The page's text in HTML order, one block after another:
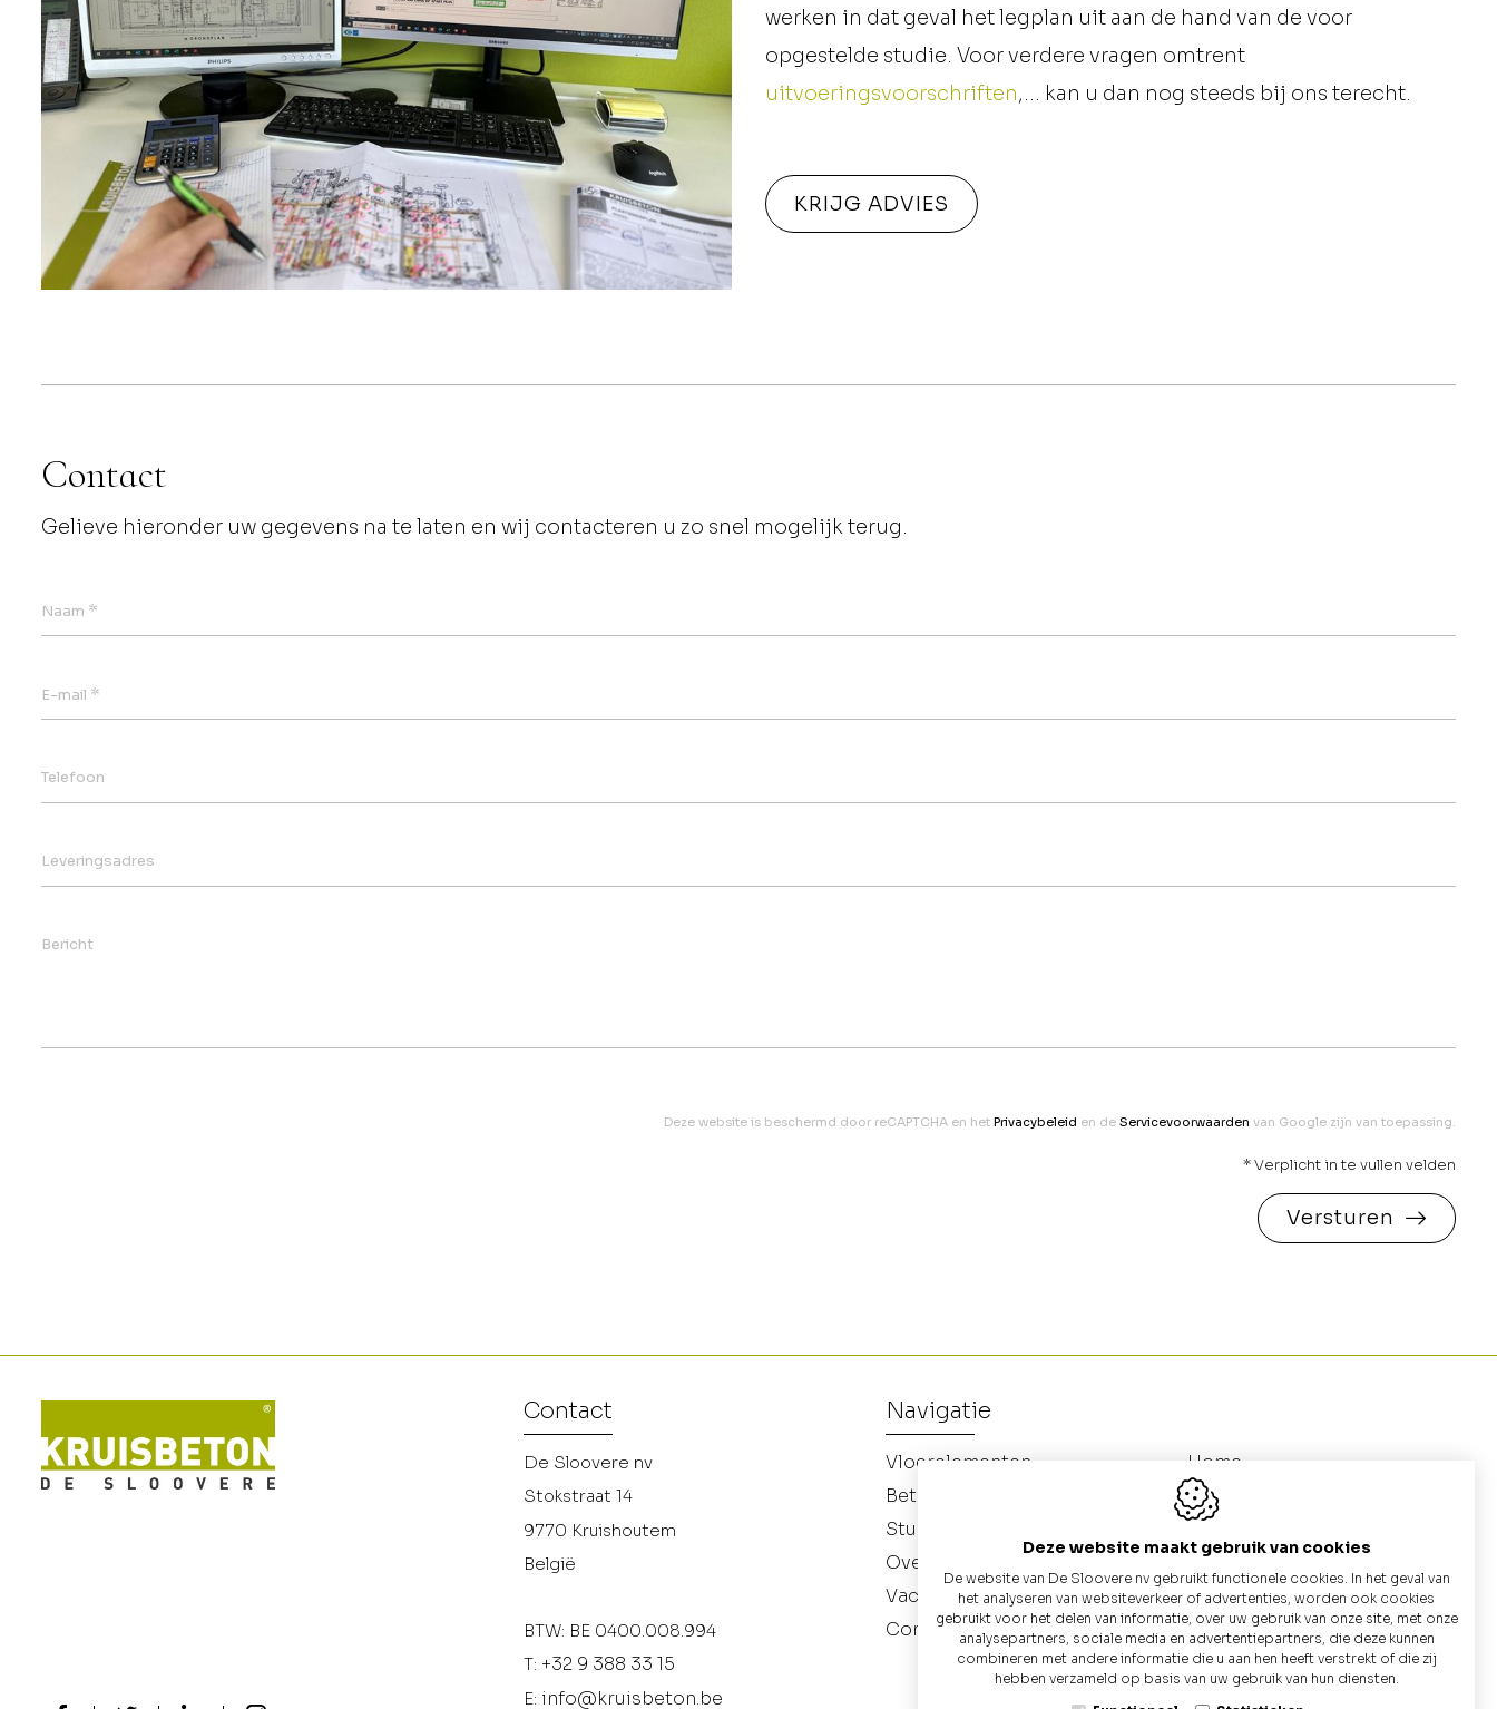
+32 9
werken in dat geval het legplan uit aan de hand van de voor
opgestelde studie. Voor verdere vragen omtrent
uitvoeringsvoorschriften,... kan u dan nog steeds bij ons terecht.
KRIJG ADVIES
Contact
Gelieve hieronder uw gegevens na te laten en wij contacteren u zo snel mogelijk terug.
Naam *
E-mail *
Telefoon
Leveringsadres
Bericht
Deze website is beschermd door reCAPTCHA en het Privacybeleid en de Servicevoorwaarden van Google zijn van toepassing.
* Verplicht in te vullen velden
Versturen
Contact
De Sloovere nv
Stokstraat 14
9770 Kruishoutem
België
BTW: BE 0400.008.994
T: +32 9 388 33 15
E: info@kruisbeton.be
Navigatie
Vloerelementen
Betonnen putten
Studiebureau
Over ons
Vacatures
Contact
Home
Galerij
Deze website maakt gebruik van cookies
De website van De Sloovere nv gebruikt functionele cookies. In het geval van
het analyseren van websiteverkeer of advertenties, worden ook cookies
gebruikt voor het delen van informatie, over uw gebruik van onze site, met onze
analysepartners, sociale media en advertentiepartners, die deze kunnen
combineren met andere informatie die u aan hen heeft verstrekt of die zij
hebben verzameld op basis van uw gebruik van hun diensten.